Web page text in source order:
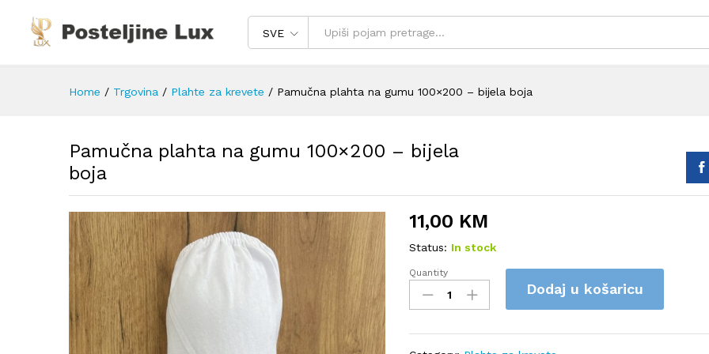
SVE
Home / Trgovina / Plahte za krevete / Pamučna plahta na gumu 100×200 – bijela boja
Pamučna plahta na gumu 100×200 – bijela
boja
11,00 KM
Status: In stock
Pamučna
plahta
na
Quantity
Dodaj u košaricu